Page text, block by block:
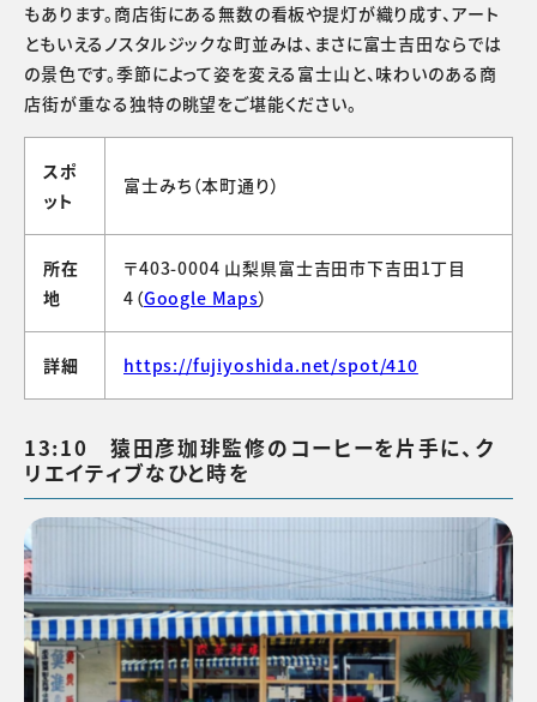
もあります。商店街にある無数の看板や提灯が織り成す、アート
ともいえるノスタルジックな町並みは、まさに富士吉田ならでは
の景色です。季節によって姿を変える富士山と、味わいのある商
店街が重なる独特の眺望をご堪能ください。
スポ
ット
富士みち（本町通り）
所在
地
〒403-0004 山梨県富士吉田市下吉田1丁目
4（Google Maps）
詳細 https://fujiyoshida.net/spot/410
13:10 猿田彦珈琲監修のコーヒーを片手に、ク
リエイティブなひと時を